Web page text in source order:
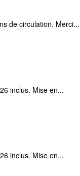
de circulation. Merci...
inclus. Mise en...
inclus. Mise en...